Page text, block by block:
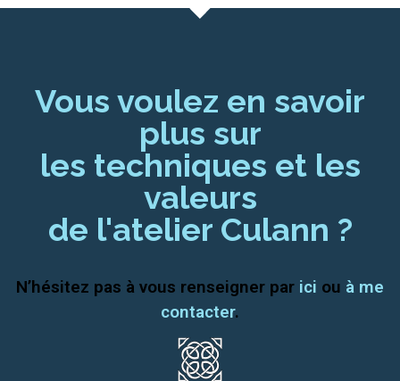
Vous voulez en savoir
plus sur
les techniques et les
valeurs
de l'atelier Culann ?
N’hésitez pas à vous renseigner par ici ou à me
contacter.